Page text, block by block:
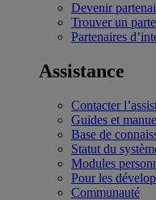
Devenir
Trouver un
Partenaires
Assistance
Contacter
Guides et
Base de
Statut du
Modules
Pour les
Communauté